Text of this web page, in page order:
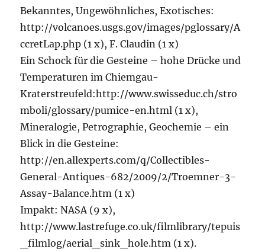
Bekanntes, Ungewöhnliches, Exotisches:
http://volcanoes.usgs.gov/images/pglossary/A
ccretLap.php (1 x), F. Claudin (1 x)
Ein Schock für die Gesteine – hohe Drücke und
Temperaturen im Chiemgau-
Kraterstreufeld:http://www.swisseduc.ch/stro
mboli/glossary/pumice-en.html (1 x),
Mineralogie, Petrographie, Geochemie – ein
Blick in die Gesteine:
http://en.allexperts.com/q/Collectibles-
General-Antiques-682/2009/2/Troemner-3-
Assay-Balance.htm (1 x)
Impakt: NASA (9 x),
http://www.lastrefuge.co.uk/filmlibrary/tepuis
_filmlog/aerial_sink_hole.htm (1 x).